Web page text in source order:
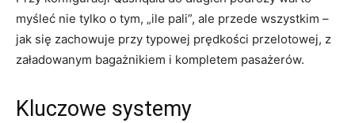
myśleć nie tylko o tym, „ile pali”, ale przede wszystkim –
jak się zachowuje przy typowej prędkości przelotowej, z
załadowanym bagażnikiem i kompletem pasażerów.
Kluczowe systemy